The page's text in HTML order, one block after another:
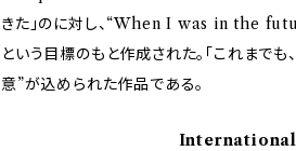
きた」のに対し、“When I was in the
という目標のもと作成された。「これまでも
意”が込められた作品である。